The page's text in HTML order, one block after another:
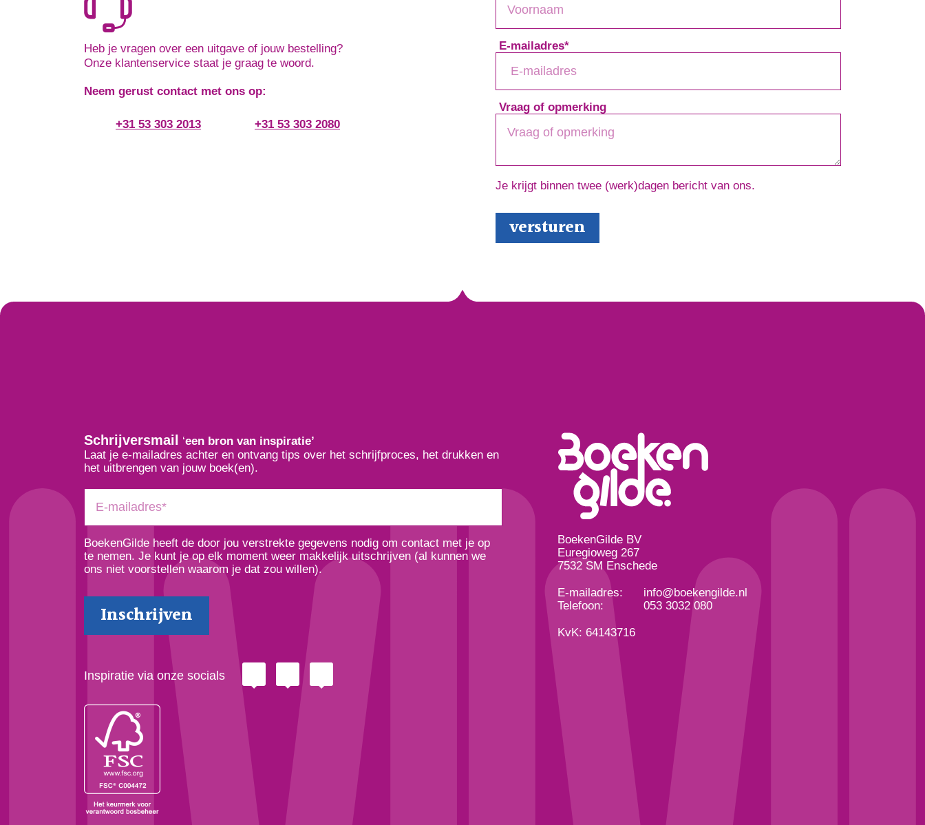
Heb je vragen over een uitgave of jouw bestelling?
Onze klantenservice staat je graag te woord.
Neem gerust contact met ons op:
+31 53 303 2013 +31 53 303 2080
E-mailadres*
Vraag of opmerking
Je krijgt binnen twee (werk)dagen bericht van ons.
Schrijversmail ‘een bron van inspiratie’
Laat je e-mailadres achter en ontvang tips over het schrijfproces, het drukken en
het uitbrengen van jouw boek(en).
BoekenGilde heeft de door jou verstrekte gegevens nodig om contact met je op
te nemen. Je kunt je op elk moment weer makkelijk uitschrijven (al kunnen we
ons niet voorstellen waarom je dat zou willen).
Inspiratie via onze socials
BoekenGilde BV
Euregioweg 267
7532 SM Enschede
E-mailadres:
info@boekengilde.nl
Telefoon:
053 3032 080
KvK: 64143716